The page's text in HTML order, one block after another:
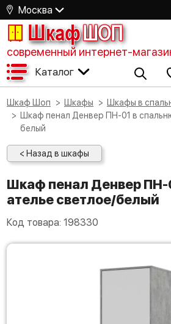
Москва
ШкафШОП
современный интернет-
Каталог
Шкаф Шоп Шкафы
Шкафы в
Шкаф пенал Денвер ПН-01 в спальню ателье светлое/
белый
< Назад в шкафы
Шкаф пенал Денвер ПН-01 в спальню
ателье светлое/белый
Код товара: 198330